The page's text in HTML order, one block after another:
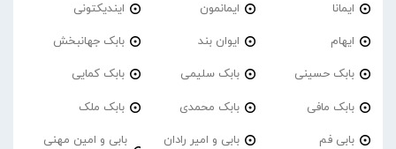
ایمانا ایمانمون ایندیکتونی
ایهام ایوان بند بابک جهانبخش
بابک حسینی بابک سلیمی بابک کمایی
بابک مافی بابک محمدی بابک ملک
بابی فم بابی و امیر رادان
بابی و امین مهنی